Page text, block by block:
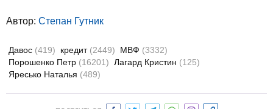
Автор: Степан Гутник
Давос (419) кредит (2449) МВФ (3332)
Порошенко Петр (16201) Лагард Кристин (125)
Яресько Наталья (489)